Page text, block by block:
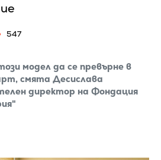
547
модел да се превърне в
смята Десислава
директор на Фондация